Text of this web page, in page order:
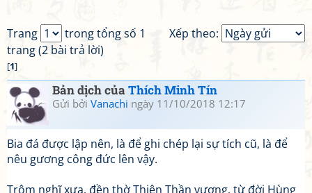
Xếp theo:
Trang
trong tổng số 1
trang (2 bài trả lời)
[1]
Bản dịch củaThích Minh Tín
Gửi bởi Vanachi ngày 11/10/2018 12:17
Bia đá được lập nên, là để ghi chép lại sự tích cũ, là để
nêu gương công đức lên vậy.
Trộm nghĩ xưa, đền thờ Thiên Thần vương, từ đời Hùng